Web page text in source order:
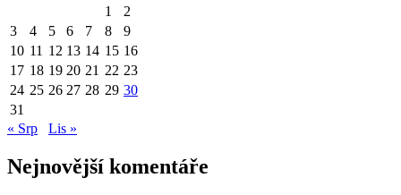
1
2
3
4 5 6 7 8
9
10 11 12 13 14 15 16
17 18 19 20 21 22 23
24 25 26 27 28 29 30
31
« Srp
Lis »
Nejnovější komentáře